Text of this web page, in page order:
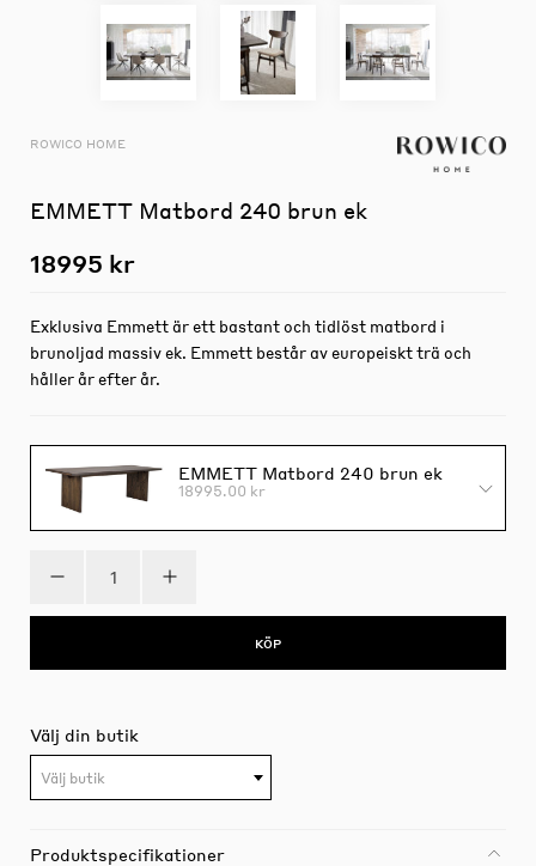
ROWICO HOME
EMMETT Matbord 240 brun ek
18995 kr
Exklusiva Emmett är ett bastant och tidlöst matbord i
brunoljad massiv ek. Emmett består av europeiskt trä och
håller år efter år.
EMMETT Matbord 240 brun ek
18995.00 kr
KÖP
Välj din butik
Välj butik
Produktspecifikationer